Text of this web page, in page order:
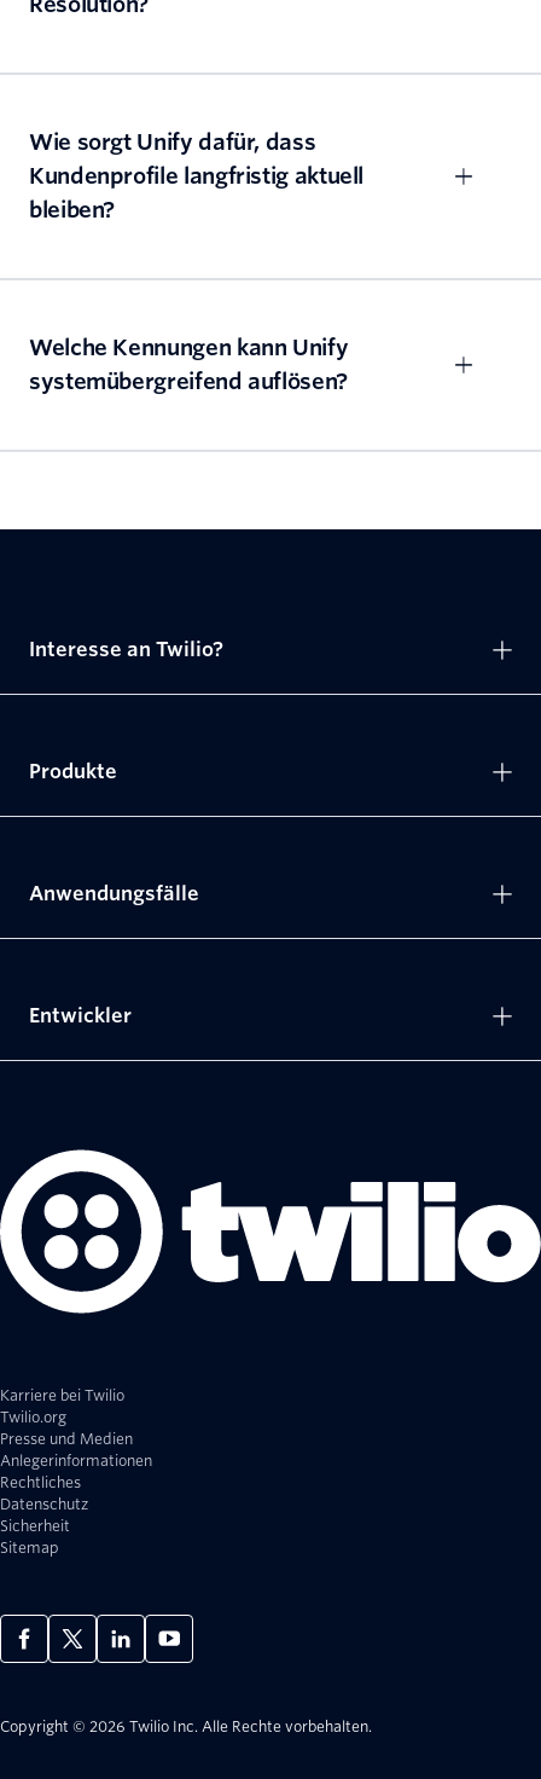
Wie sorgt Unify dafür, dass
Kundenprofile langfristig aktuell
bleiben?
Welche Kennungen kann Unify
systemübergreifend auflösen?
Karriere bei Twilio
Twilio.org
Presse und Medien
Anlegerinformationen
Rechtliches
Datenschutz
Sicherheit
Sitemap
Copyright © 2026 Twilio Inc. Alle Rechte vorbehalten.
Interesse an Twilio?
Produkte
Anwendungsfälle
Entwickler